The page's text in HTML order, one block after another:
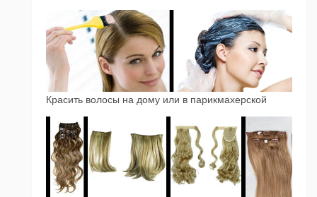
Красить волосы на дому или в парикмахерской